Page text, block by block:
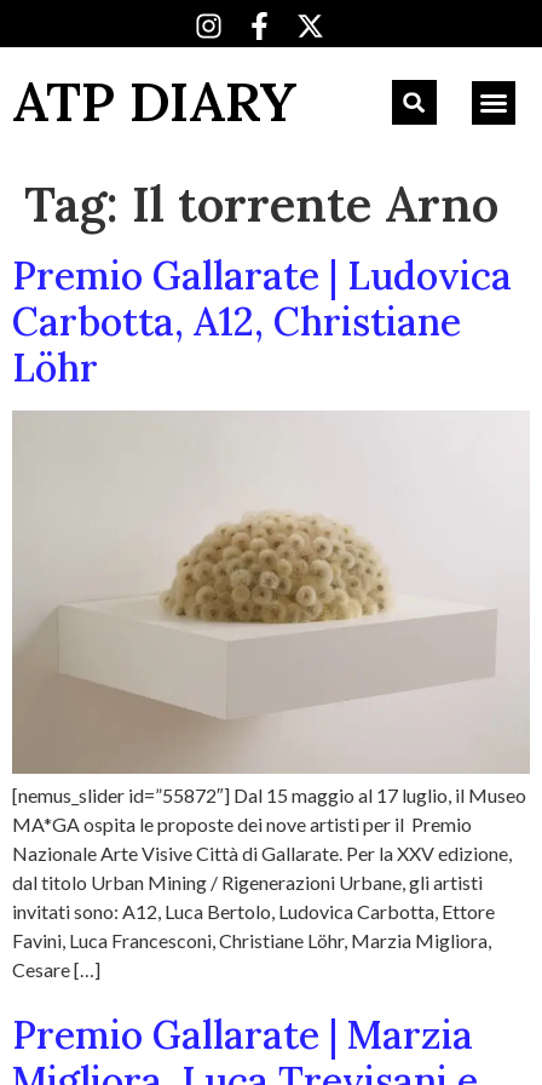
ATP DIARY
Tag: Il torrente Arno
Premio Gallarate | Ludovica
Carbotta, A12, Christiane
Löhr
[nemus_slider id=”55872″] Dal 15 maggio al 17 luglio, il Museo
MA*GA ospita le proposte dei nove artisti per il Premio
Nazionale Arte Visive Città di Gallarate. Per la XXV edizione,
dal titolo Urban Mining / Rigenerazioni Urbane, gli artisti
invitati sono: A12, Luca Bertolo, Ludovica Carbotta, Ettore
Favini, Luca Francesconi, Christiane Löhr, Marzia Migliora,
Cesare […]
Premio Gallarate | Marzia